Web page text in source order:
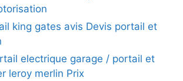
king gates avis Devis portail et
electrique garage / portail et
leroy merlin Prix